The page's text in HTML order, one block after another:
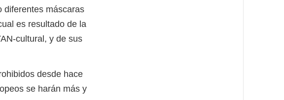
diferentes máscaras
es resultado de la
cultural, y de sus
desde hace
se harán más y